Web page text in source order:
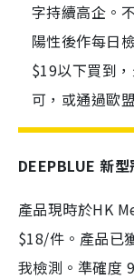
字持續高企。
陽性後作每日
$19以下買到
可，或通過歐
DEEPBLUE 新
產品現時於HK
$18/件。產品已
我檢測。準確度